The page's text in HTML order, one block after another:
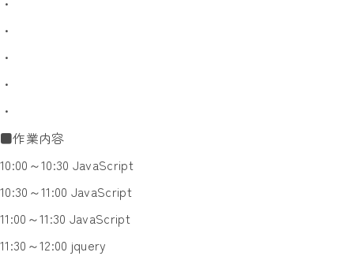
・
・
・
・
・
■作業内容
10:00～10:30 JavaScript
10:30～11:00 JavaScript
11:00～11:30 JavaScript
11:30～12:00 jquery